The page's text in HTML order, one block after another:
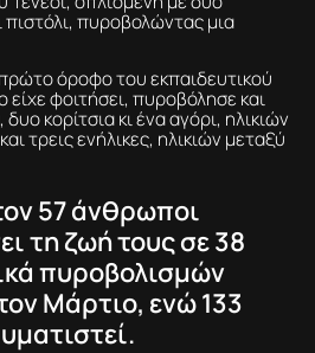
πυροβολώντας μια
όροφο του εκπαιδευτικού
είχε φοιτήσει, πυροβόλησε και
κορίτσια κι ένα αγόρι, ηλικιών
τρεις ενήλικες, ηλικιών μεταξύ
57 άνθρωποι
τη ζωή τους σε 38
πυροβολισμών
Μάρτιο, ενώ 133